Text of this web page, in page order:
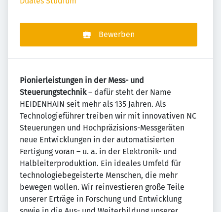
Bewerben
Pionierleistungen in der Mess- und
Steuerungstechnik– dafür steht der Name
HEIDENHAIN seit mehr als 135 Jahren. Als
Technologieführer treiben wir mit innovativen NC
Steuerungen und Hochpräzisions-Messgeräten
neue Entwicklungen in der automatisierten
Fertigung voran – u. a. in der Elektronik- und
Halbleiterproduktion. Ein ideales Umfeld für
technologiebegeisterte Menschen, die mehr
bewegen wollen. Wir reinvestieren große Teile
unserer Erträge in Forschung und Entwicklung